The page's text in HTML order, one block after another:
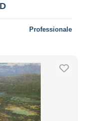
Professionale